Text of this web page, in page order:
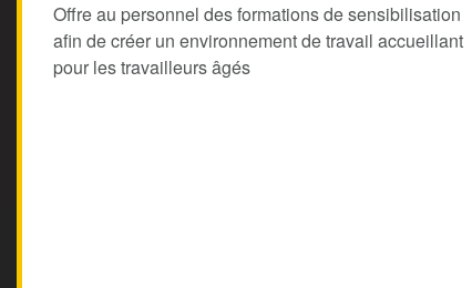
Offre au personnel des formations de sensibilisation
afin de créer un environnement de travail accueillant
pour les travailleurs âgés